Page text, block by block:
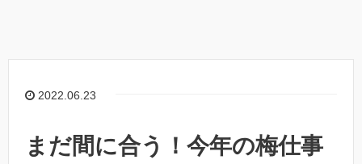
2022.06.23
まだ間に合う！今年の梅仕事